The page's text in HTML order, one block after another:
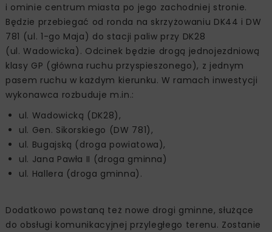
i ominie centrum miasta po jego zachodniej stronie.
Będzie przebiegać od ronda na skrzyżowaniu DK44 i DW
781 (ul. 1-go Maja) do stacji paliw przy DK28
(ul. Wadowicka). Odcinek będzie drogą jednojezdniową
klasy GP (główna ruchu przyspieszonego), z jednym
pasem ruchu w każdym kierunku. W ramach inwestycji
wykonawca rozbuduje m.in.:
ul. Wadowicką (DK28),
ul. Gen. Sikorskiego (DW 781),
ul. Bugajską (droga powiatowa),
ul. Jana Pawła II (droga gminna)
ul. Hallera (droga gminna).
Dodatkowo powstaną też nowe drogi gminne, służące
do obsługi komunikacyjnej przyległego terenu. Zostanie